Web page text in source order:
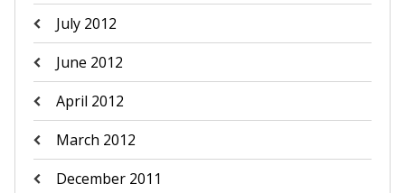
July 2012
June 2012
April 2012
March 2012
December 2011